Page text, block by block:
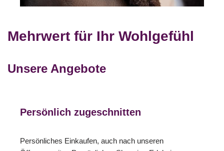
Mehrwert für Ihr Wohlgefühl
Unsere Angebote
Persönlich zugeschnitten
Persönliches Einkaufen, auch nach unseren